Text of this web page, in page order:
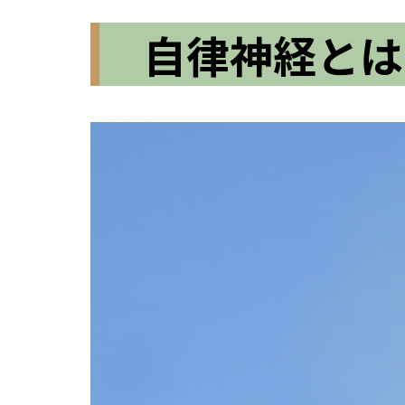
自律神経と